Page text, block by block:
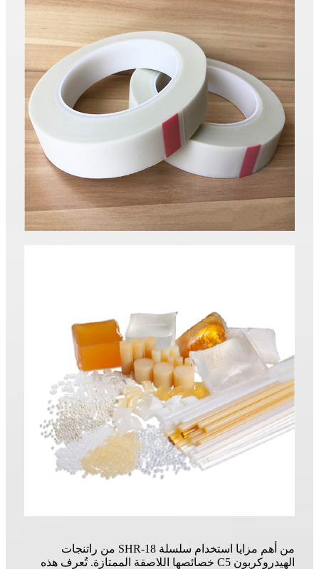
من أهم مزايا استخدام سلسلة SHR-18 من راتنجات
الهيدروكربون C5 خصائصها اللاصقة الممتازة. تُعرف هذه